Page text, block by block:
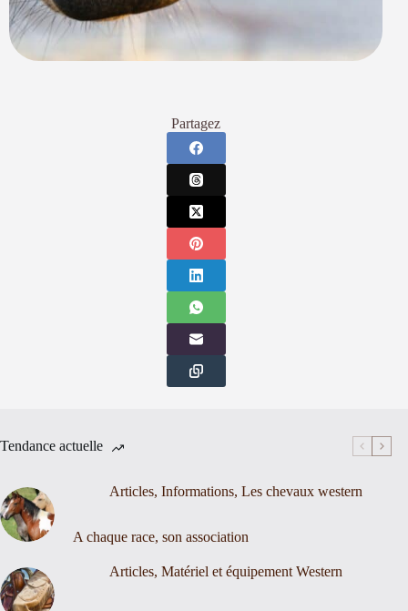
Partagez
Tendance actuelle
Articles, Informations, Les chevaux western
A chaque race, son association
Articles, Matériel et équipement Western